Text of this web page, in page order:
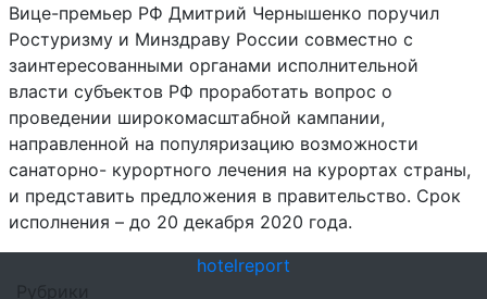
Вице-премьер РФ Дмитрий Чернышенко поручил
Ростуризму и Минздраву России совместно с
заинтересованными органами исполнительной
власти субъектов РФ проработать вопрос о
проведении широкомасштабной кампании,
направленной на популяризацию возможности
санаторно- курортного лечения на курортах страны,
и представить предложения в правительство. Срок
исполнения – до 20 декабря 2020 года.
hotelreport
Рубрики